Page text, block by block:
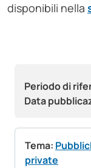
Periodo di
Data
Tema:
private
disponibili nella